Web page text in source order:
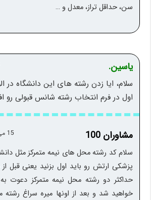
سن، حداقل تراز، معدل و …
یاسین.
سلام، ایا زدن رشته های این دانشگاه در
اول در فرم انتخاب رشته شانس قبولی رو
مشاوران 100 15 می 2018 در
سلام کد رشته محل های نیمه متمرکز مثل
پزشکی ارتش رو باید اول بزنید یعنی قبل از
حداکثر دو رشته محل نیمه متمرکز دعوت
خواهید شد و بعد از اونها میره سراغ